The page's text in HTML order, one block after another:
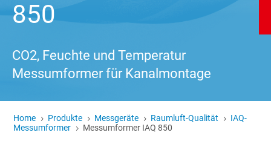
850
CO2, Feuchte und Temperatur
Messumformer für Kanalmontage
Home 5 Produkte 5 Messgeräte 5 Raumluft-Qualität 5 IAQ-
Messumformer
5 Messumformer IAQ 850